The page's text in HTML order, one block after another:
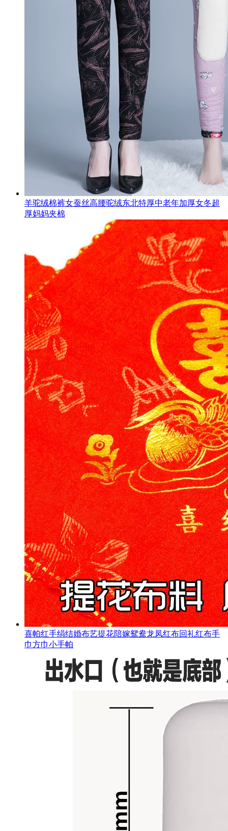
羊驼绒棉裤女蚕丝高腰驼绒东北特厚中老年加厚女冬超
厚妈妈夹棉
喜帕红手绢结婚布艺提花陪嫁鸳鸯龙凤红布回礼红布手
巾方巾小手帕